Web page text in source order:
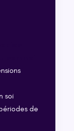
soi
de